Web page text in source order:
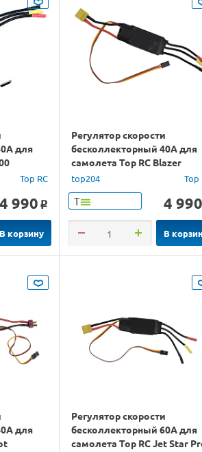
для
Top RC
4 990 o
В корзину
Регулятор скорости
бесколлекторный 40A для
самолета Top RC Blazer
top204 Top
Т 4 990
В
для
Регулятор скорости
бесколлекторный 60A для
самолета Top RC Jet Star